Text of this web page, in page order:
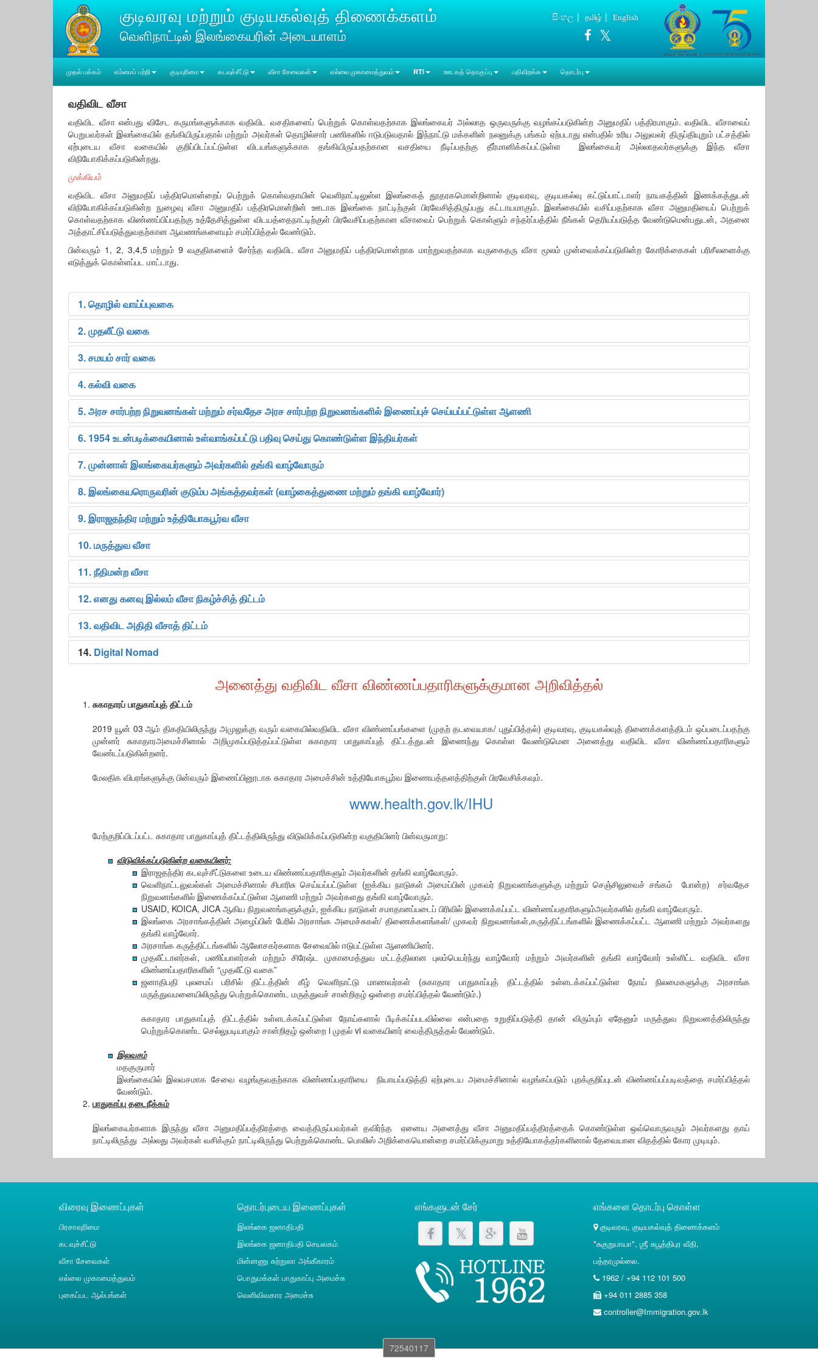
குடிவரவு மற்றும் குடியகல்வுத் திணைக்களம்
வெளிநாட்டில் இலங்கையரின் அடையாளம்
සිංහල தமிழ் English
முதல் பக்கம் எம்மைப் பற்றி குடியுரிமை கடவுச்சீட்டு வீசா சேவைகள் எல்லை முகாமைத்துவம் RTI ஊடகத் தொகுப்பு பதிவிறக்க தொடர்பு
வதிவிட வீசா
வதிவிட வீசா என்பது விசேட கருமங்களுக்காக வதிவிட வசதிகளைப் பெற்றுக் கொள்வதற்காக இலங்கையர் அல்லாத ஒருவருக்கு வழங்கப்படுகின்ற அனுமதிப் பத்திரமாகும். வதிவிட வீசாவைப்
பெறுபவர்கள் இலங்கையில் தங்கியிருப்பதால் மற்றும் அவர்கள் தொழில்சார் பணிகளில் ஈடுபடுவதால் இந்நாட்டு மக்களின் நலனுக்கு பங்கம் ஏற்படாது என்பதில் உரிய அலுவலர் திருப்தியுறும் பட்சத்தில்
ஏற்புடைய வீசா வகையில் குறிப்பிடப்பட்டுள்ள விடயங்களுக்காக தங்கியிருப்பதற்கான வசதியை நீடிப்பதற்கு தீர்மானிக்கப்பட்டுள்ள இலங்கையர் அல்லாதவர்களுக்கு இந்த வீசா
விநியோகிக்கப்படுகின்றது.
முக்கியம்
வதிவிட வீசா அனுமதிப் பத்திரமொன்றைப் பெற்றுக் கொள்வதாயின் வெளிநாட்டிலுள்ள இலங்கைத் தூதரகமொன்றினால் குடிவரவு, குடியகல்வு கட்டுப்பாட்டாளர் நாயகத்தின் இணக்கத்துடன்
விநியோகிக்கப்படுகின்ற நுழைவு வீசா அனுமதிப் பத்திரமொன்றின் ஊடாக இலங்கை நாட்டிற்குள் பிரவேசித்திருப்பது கட்டாயமாகும். இலங்கையில் வசிப்பதற்காக வீசா அனுமதியைப் பெற்றுக்
கொள்வதற்காக விண்ணப்பிப்பதற்கு உத்தேசித்துள்ள விடயத்தைநாட்டிற்குள் பிரவேசிப்பதற்கான வீசாவைப் பெற்றுக் கொள்ளும் சந்தர்ப்பத்தில் நீங்கள் தெரியப்படுத்த வேண்டுமென்பதுடன், அதனை
அத்தாட்சிப்படுத்துவதற்கான ஆவணங்களையும் சமர்ப்பித்தல் வேண்டும்.
பின்வரும் 1, 2, 3,4,5 மற்றும் 9 வகுதிகளைச் சேர்ந்த வதிவிட வீசா அனுமதிப் பத்திரமொன்றாக மாற்றுவதற்காக வருகைதரு வீசா மூலம் முன்வைக்கப்படுகின்ற கோரிக்கைகள் பரிசீலனைக்கு
எடுத்துக் கொள்ளப்பட மாட்டாது.
1. தொழில் வாய்ப்புவகை
2. முதலீட்டு வகை
3. சமயம் சார் வகை
4. கல்வி வகை
5. அரச சார்பற்ற நிறுவனங்கள் மற்றும் சர்வதேச அரச சார்பற்ற நிறுவனங்களில் இணைப்புச் செய்யப்பட்டுள்ள ஆளணி
6. 1954 உடன்படிக்கையினால் உள்வாங்கப்பட்டு பதிவு செய்து கொண்டுள்ள இந்தியர்கள்
7. முன்னாள் இலங்கையர்களும் அவர்களில் தங்கி வாழ்வோரும்
8. இலங்கையரொருவரின் குடும்ப அங்கத்தவர்கள் (வாழ்கைத்துணை மற்றும் தங்கி வாழ்வோர்)
9. இராஜதந்திர மற்றும் உத்தியோகபூர்வ வீசா
10. மருத்துவ வீசா
11. நீதிமன்ற வீசா
12. எனது கனவு இல்லம் வீசா நிகழ்ச்சித் திட்டம்
13. வதிவிட அதிதி வீசாத் திட்டம்
14. Digital Nomad
அனைத்து வதிவிட வீசா விண்ணப்பதாரிகளுக்குமான அறிவித்தல்
சுகாதாரப் பாதுகாப்புத் திட்டம்
2019 யூன் 03 ஆம் திகதியிலிருந்து அமுலுக்கு வரும் வகையில்வதிவிட வீசா விண்ணப்பங்களை (முதற் தடவையாக/ புதுப்பித்தல்) குடிவரவு, குடியகல்வுத் திணைக்களத்திடம் ஒப்படைப்பதற்கு
முன்னர் சுகாதாரஅமைச்சினால் அறிமுகப்படுத்தப்பட்டுள்ள சுகாதார பாதுகாப்புத் திட்டத்துடன் இணைந்து கொள்ள வேண்டுமென அனைத்து வதிவிட வீசா விண்ணப்பதாரிகளும்
வேண்டப்படுகின்றனர்.
மேலதிக விபரங்களுக்கு பின்வரும் இணைப்பினூடாக சுகாதார அமைச்சின் உத்தியோகபூர்வ இணையத்தளத்திற்குள் பிரவேசிக்கவும்.
www.health.gov.lk/IHU
மேற்குறிப்பிடப்பட்ட சுகாதார பாதுகாப்புத் திட்டத்திலிருந்து விடுவிக்கப்படுகின்ற வகுதியினர் பின்வருமாறு:
விடுவிக்கப்படுகின்ற வகையினர்:
இராஜதந்திர கடவுச்சீட்டுகளை உடைய விண்ணப்பதாரிகளும் அவர்களின் தங்கி வாழ்வோரும்.
வெளிநாட்டலுவல்கள் அமைச்சினால் சிபாரிசு செய்யப்பட்டுள்ள (ஐக்கிய நாடுகள் அமைப்பின் முகவர் நிறுவனங்களுக்கு மற்றும் செஞ்சிலுவைச் சங்கம் போன்ற) சர்வதேச
நிறுவனங்களில் இணைக்கப்பட்டுள்ள ஆளணி மற்றும் அவர்களது தங்கி வாழ்வோரும்.
USAID, KOICA, JICA ஆகிய நிறுவனங்களுக்கும், ஐக்கிய நாடுகள் சமாதானப்படைப் பிரிவில் இணைக்கப்பட்ட விண்ணப்பதாரிகளும்அவர்களில் தங்கி வாழ்வோரும்.
இலங்கை அரசாங்கத்தின் அழைப்பின் பேரில் அரசாங்க அமைச்சுகள்/ திணைக்களங்கள்/ முகவர் நிறுவனங்கள்,கருத்திட்டங்களில் இணைக்கப்பட்ட ஆளணி மற்றும் அவர்களது
தங்கி வாழ்வோர்.
அரசாங்க கருத்திட்டங்களில் ஆலோசகர்களாக சேவையில் ஈடுபட்டுள்ள ஆளணியினர்.
முதலீட்டாளர்கள், பணிப்பாளர்கள் மற்றும் சிரேஷ்ட முகாமைத்துவ மட்டத்திலான புலம்பெயர்ந்து வாழ்வோர் மற்றும் அவர்களின் தங்கி வாழ்வோர் உள்ளிட்ட வதிவிட வீசா
விண்ணப்பதாரிகளின் “முதலீட்டு வகை”
ஜனாதிபதி புலமைப் பரிசில் திட்டத்தின் கீழ் வெளிநாட்டு மாணவர்கள் (சுகாதார பாதுகாப்புத் திட்டத்தில் உள்ளடக்கப்பட்டுள்ள நோய் நிலமைகளுக்கு அரசாங்க
மருத்துவமனையிலிருந்து பெற்றுக்கொண்ட மருத்துவச் சான்றிதழ் ஒன்றை சமர்ப்பித்தல் வேண்டும்.)
சுகாதார பாதுகாப்புத் திட்டத்தில் உள்ளடக்கப்பட்டுள்ள நோய்களால் பீடிக்கப்ப்படவில்லை என்பதை உறுதிப்படுத்தி தான் விரும்பும் ஏதேனும் மருத்துவ நிறுவனத்திலிருந்து
பெற்றுக்கொண்ட செல்லுபடியாகும் சான்றிதழ் ஒன்றை i முதல் vi வகையினர் வைத்திருத்தல் வேண்டும்.
இலவசம்
மதகுருமார்
இலங்கையில் இலவசமாக சேவை வழங்குவதற்காக விண்ணப்பதாரியை நியாயப்படுத்தி ஏற்புடைய அமைச்சினால் வழங்கப்படும் புறக்குறிப்புடன் விண்ணப்பப்படிவத்தை சமர்ப்பித்தல்
வேண்டும்.
பாதுகாப்பு தடைநீக்கம்
இலங்கையர்களாக இருந்து வீசா அனுமதிப்பத்திரத்தை வைத்திருப்பவர்கள் தவிர்ந்த ஏனைய அனைத்து வீசா அனுமதிப்பத்திரத்தைக் கொண்டுள்ள ஒவ்வொருவரும் அவர்களது தாய்
நாட்டிலிருந்து அல்லது அவர்கள் வசிக்கும் நாட்டிலிருந்து பெற்றுக்கொண்ட பொலிஸ் அறிக்கையொன்றை சமர்ப்பிக்குமாறு உத்தியோகத்தர்களினால் தேவையான விதத்தில் கோர முடியும்.
விரைவு இணைப்புகள்
பிரசாவுரிமை
கடவுச்சீட்டு
வீசா சேவைகள்
எல்லை முகாமைத்துவம்
புகைப்பட ஆல்பங்கள்
தொடர்புடைய இணைப்புகள்
இலங்கை ஜனாதிபதி
இலங்கை ஜனாதிபதி செயலகம்
மின்னணு சுற்றுலா அங்கீகாரம்
பொதுமக்கள் பாதுகாப்பு அமைச்சு
வெளிவிவகார அமைச்சு
எங்களுடன் சேர் எங்களை தொடர்பு கொள்ள
குடிவரவு, குடியகல்வுத் திணைக்களம்
"சுகுறுபாயா", ஶ்ரீ சுபூத்திபுர வீதி,
பத்தரமுல்லை.
1962 / +94 112 101 500
+94 011 2885 358
controller@Immigration.gov.lk
72540117